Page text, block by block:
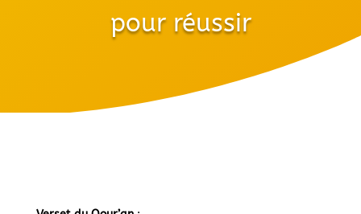
pour réussir